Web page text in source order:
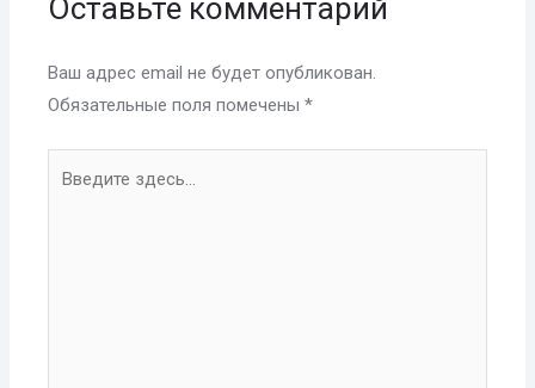
Оставьте комментарий
Ваш адрес email не будет опубликован.
Обязательные поля помечены*
здесь...